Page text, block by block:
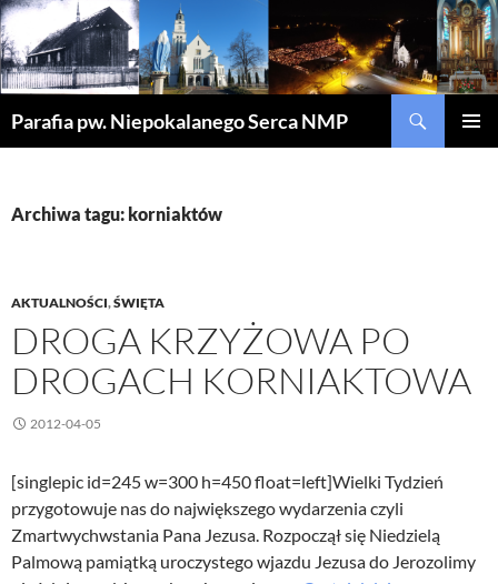
Parafia pw. Niepokalanego Serca NMP
Archiwa tagu: korniaktów
AKTUALNOŚCI,ŚWIĘTA
DROGA KRZYŻOWA PO
DROGACH KORNIAKTOWA
2012-04-05
[singlepic id=245 w=300 h=450 float=left]Wielki Tydzień
przygotowuje nas do największego wydarzenia czyli
Zmartwychwstania Pana Jezusa. Rozpoczął się Niedzielą
Palmową pamiątką uroczystego wjazdu Jezusa do Jerozolimy